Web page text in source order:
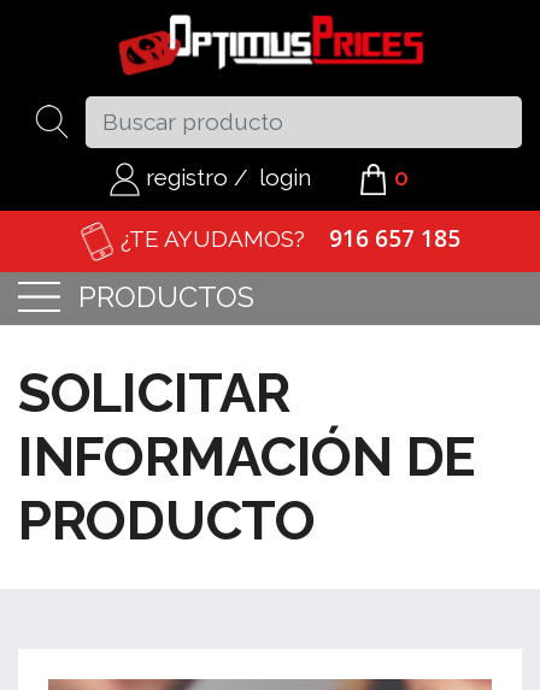
registro / login 0
PRODUCTOS
¿TE AYUDAMOS? 916 657 185
SOLICITAR
INFORMACIÓN DE
PRODUCTO